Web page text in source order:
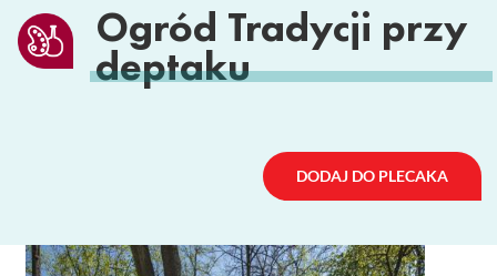
Ogród Tradycji przy
deptaku
DODAJ DO PLECAKA